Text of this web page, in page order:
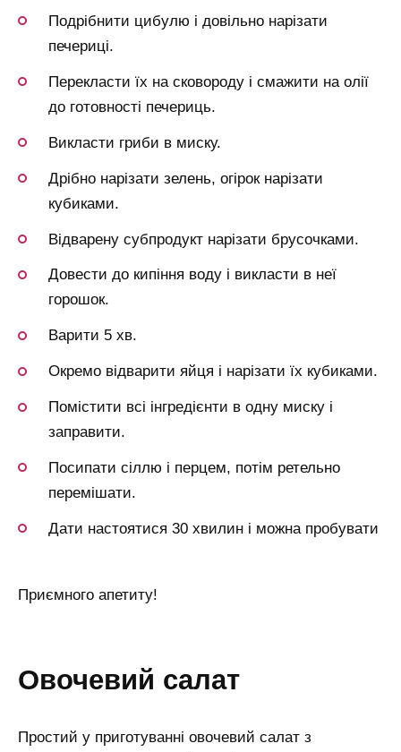
Подрібнити цибулю і довільно нарізати
печериці.
Перекласти їх на сковороду і смажити на олії
до готовності печериць.
Викласти гриби в миску.
Дрібно нарізати зелень, огірок нарізати
кубиками.
Відварену субпродукт нарізати брусочками.
Довести до кипіння воду і викласти в неї
горошок.
Варити 5 хв.
Окремо відварити яйця і нарізати їх кубиками.
Помістити всі інгредієнти в одну миску і
заправити.
Посипати сіллю і перцем, потім ретельно
перемішати.
Дати настоятися 30 хвилин і можна пробувати
Приємного апетиту!
овочевий салат
Простий у приготуванні овочевий салат з